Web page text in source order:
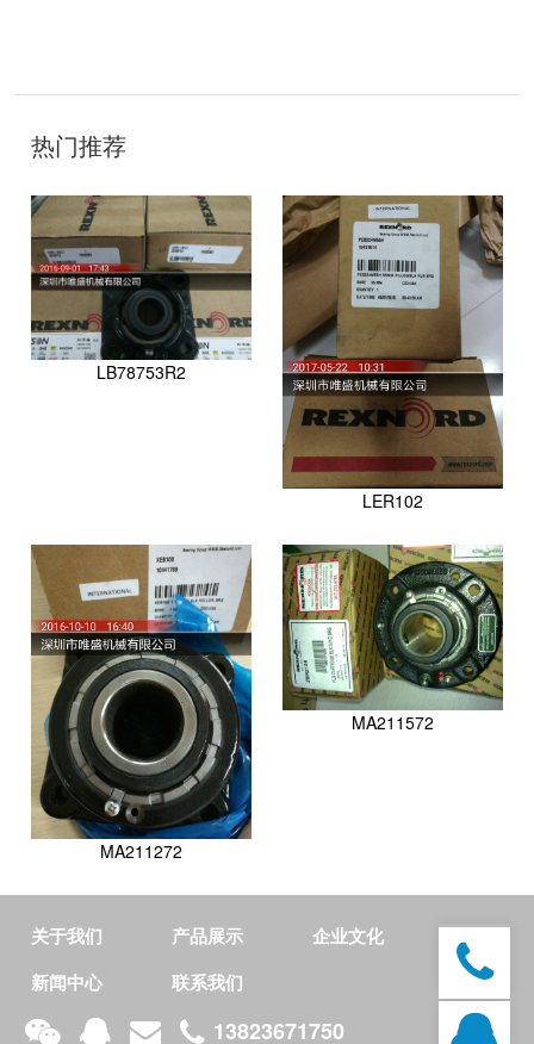
技
开
：
聊
城
网
络
公
司
热门推荐
LB78753R2
LER102
MA211272
MA211572
关于我们 产品展示
企业文化
新闻中心
联系我们
13823671750